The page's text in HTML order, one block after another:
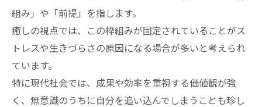
組み」や「前提」を指します。
癒しの視点では、この枠組みが固定されていることがス
トレスや生きづらさの原因になる場合が多いと考えられ
ています。
特に現代社会では、成果や効率を重視する価値観が強
く、無意識のうちに自分を追い込んでしまうことも珍し